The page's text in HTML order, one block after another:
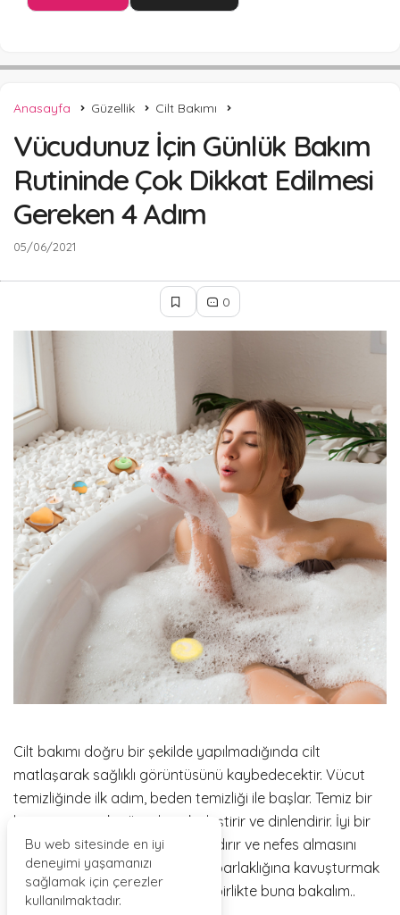
Anasayfa Güzellik Cilt Bakımı
Vücudunuz İçin Günlük Bakım
Rutininde Çok Dikkat Edilmesi
Gereken 4 Adım
05/06/2021
0
Cilt bakımı doğru bir şekilde yapılmadığında cilt
matlaşarak sağlıklı görüntüsünü kaybedecektir. Vücut
temizliğinde ilk adım, beden temizliği ile başlar. Temiz bir
banyo yapmak, vücudu sakinleştirir ve dinlendirir. İyi bir
banyo, ciltteki kan akışını hızlandırır ve nefes almasını
sağlar Peki, matlaşan cildi eski parlaklığına kavuşturmak
için ne yapılması gerekir? Gelin birlikte buna bakalım..
Bu web sitesinde en iyi
deneyimi yaşamanızı
sağlamak için çerezler
kullanılmaktadır.